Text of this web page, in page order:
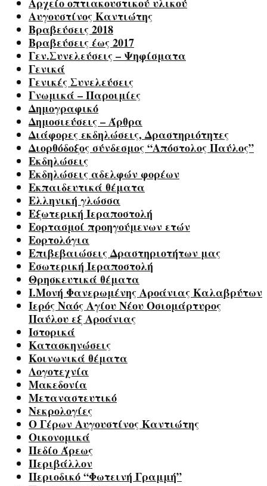
Αυγουστίνος Καντιώτης
Βραβεύσεις 2018
Βραβεύσεις έως 2017
Γεν.Συνελεύσεις – Ψηφίσματα
Γενικά
Γενικές Συνελεύσεις
Γνωμικά – Παροιμίες
Δημογραφικό
Δημοσιεύσεις – Άρθρα
Διάφορες εκδηλώσεις, Δραστηριότητες
Διορθόδοξος σύνδεσμος “Απόστολος Παύλος”
Εκδηλώσεις
Εκδηλώσεις αδελφών φορέων
Εκπαιδευτικά θέματα
Ελληνική γλώσσα
Εξωτερική Ιεραποστολή
Εορτασμοί προηγούμενων ετών
Εορτολόγια
Επιβεβαιώσεις Δραστηριοτήτων μας
Εσωτερική Ιεραποστολή
Θρησκευτικά θέματα
Ι.Μονή Φανερωμένης Αροάνιας Καλαβρύτων
Ιερός Ναός Αγίου Νέου Οσιομάρτυρος
Παύλου εξ Αροάνιας
Ιστορικά
Κατασκηνώσεις
Κοινωνικά θέματα
Λογοτεχνία
Μακεδονία
Μεταναστευτικό
Νεκρολογίες
Ο Γέρων Αυγουστίνος Καντιώτης
Οικονομικά
Πεδίο Άρεως
Περιβάλλον
Περιοδικό “Φωτεινή Γραμμή”